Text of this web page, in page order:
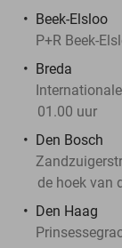
Beek-Elsloo
P+R Beek-
Breda
01.00 uur
Den Bosch
de hoek van
Den Haag